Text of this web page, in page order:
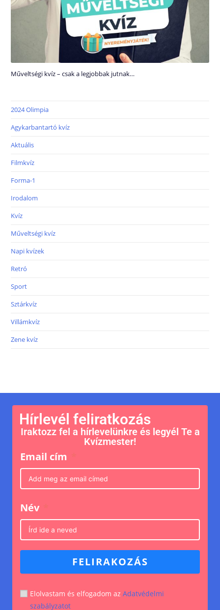
Műveltségi kvíz – csak a legjobbak jutnak…
2024 Olimpia
Agykarbantartó kvíz
Aktuális
Filmkvíz
Forma-1
Irodalom
Kvíz
Műveltségi kvíz
Napi kvízek
Retró
Sport
Sztárkvíz
Villámkvíz
Zene kvíz
Hírlevél feliratkozás
Iraktozz fel a hírlevelünkre és legyél Te a
Kvízmester!
Email cím
Név
FELIRAKOZÁS
Elolvastam és elfogadom az Adatvédelmi
szabályzatot